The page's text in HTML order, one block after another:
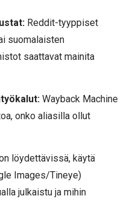
Reddit-tyyppiset
suomalaisten
saattavat mainita
Wayback Machine
onko aliasilla ollut
löydettävissä, käytä
Images/Tineye)
julkaistu ja mihin